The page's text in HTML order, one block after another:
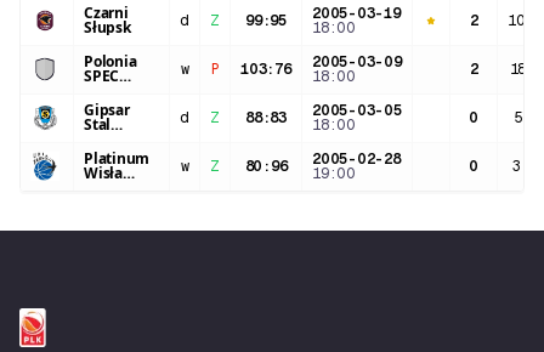
Czarni
Słupsk d Z 99:95
2005-03-19
18:00
2
Polonia
SPEC w P 103: 76
2005-03-09
18:00
2
Gipsar
Stal
Wlkp.
d Z 88:83
2005-03-05
18:00
0
Platinum
Wisła w Z 80 : 96
2005-02-28
19:00
0